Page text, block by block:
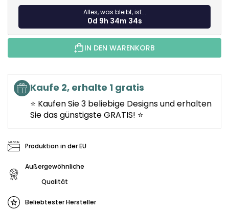
Alles, was bleibt, ist...
0d 9h 34m 33s
IN DEN WARENKORB
Kaufe 2, erhalte 1 gratis
⭐ Kaufen Sie 3 beliebige Designs und erhalten
Sie das günstigste GRATIS! ⭐
Produktion in der EU
Außergewöhnliche
Qualität
Beliebtester Hersteller